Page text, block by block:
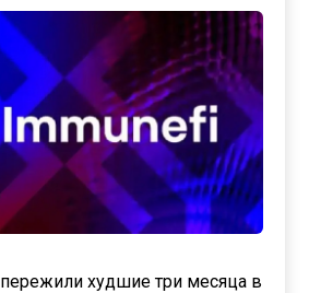
худшие три месяца в